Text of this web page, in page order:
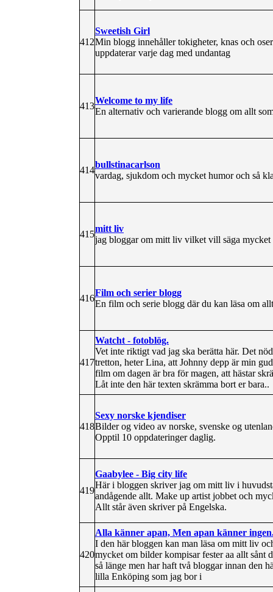
412
Sweetish Girl
Min blogg innehåller tokigheter, knas och
uppdaterar varje dag med undantag
413
Welcome to my life
En alternativ och varierande blogg om allt
414
bullstinacarlson
vardag, sjukdom och mycket humor och så
415
mitt liv
jag bloggar om mitt liv vilket vill säga
416
Film och serier blogg
En film och serie blogg där du kan läsa om
417
Watcht - fotoblög.
Vet inte riktigt vad jag ska berätta här. Det
tretton, heter Lina, att Johnny depp är min
film om dagen är bra för magen, att hästar
Låt inte den här texten skrämma bort er bara..
418
Sexy norske kjendiser
Bilder og video av norske, svenske og
Opptil 10 oppdateringer daglig.
419
Gaabylee - Big city life
Här i bloggen skriver jag om mitt liv i
andågende allt. Make up artist jobbet och
Allt står även skriver på Engelska.
420
Alla känner apan, Men apan känner
I den här bloggen kan man läsa om mitt liv
mycket om bilder kompisar fester aa allt sånt
så länge men har haft två bloggar innan den
lilla Enköping som jag bor i